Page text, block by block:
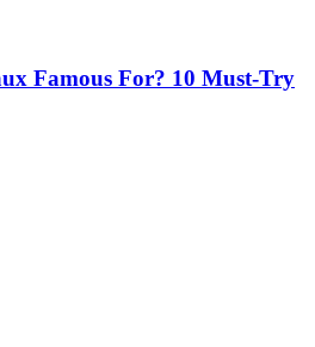
Famous For? 10 Must-Try